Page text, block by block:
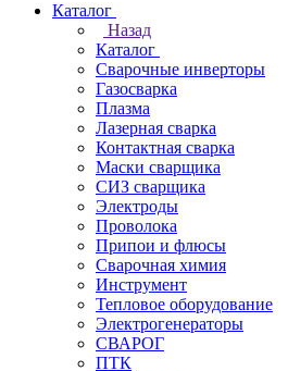
Каталог
Назад
Каталог
Сварочные инверторы
Газосварка
Плазма
Лазерная сварка
Контактная сварка
Маски сварщика
СИЗ сварщика
Электроды
Проволока
Припои и флюсы
Сварочная химия
Инструмент
Тепловое оборудование
Электрогенераторы
СВАРОГ
ПТК